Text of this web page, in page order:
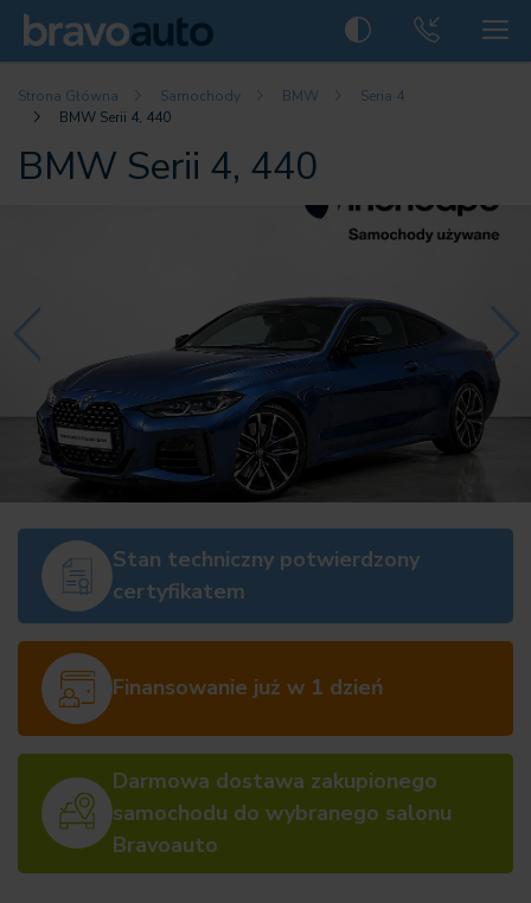
Strona Główna Samochody BMW
Seria 4
BMW Serii 4, 440
BMW Serii 4, 440
Stan techniczny potwierdzony
certyfikatem
Finansowanie już w 1 dzień
Darmowa dostawa zakupionego
samochodu do wybranego salonu
Bravoauto